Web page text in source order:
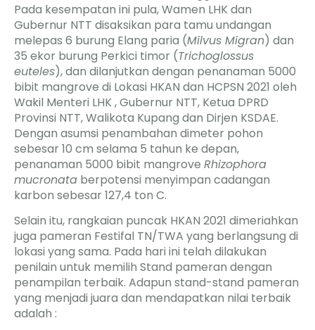
Pada kesempatan ini pula, Wamen LHK dan
Gubernur NTT disaksikan para tamu undangan
melepas 6 burung Elang paria (Milvus Migran) dan
35 ekor burung Perkici timor (Trichoglossus
euteles), dan dilanjutkan dengan penanaman 5000
bibit mangrove di Lokasi HKAN dan HCPSN 2021 oleh
Wakil Menteri LHK , Gubernur NTT, Ketua DPRD
Provinsi NTT, Walikota Kupang dan Dirjen KSDAE.
Dengan asumsi penambahan dimeter pohon
sebesar 10 cm selama 5 tahun ke depan,
penanaman 5000 bibit mangrove Rhizophora
mucronata berpotensi menyimpan cadangan
karbon sebesar 127,4 ton C.
Selain itu, rangkaian puncak HKAN 2021 dimeriahkan
juga pameran Festifal TN/TWA yang berlangsung di
lokasi yang sama. Pada hari ini telah dilakukan
penilain untuk memilih Stand pameran dengan
penampilan terbaik. Adapun stand-stand pameran
yang menjadi juara dan mendapatkan nilai terbaik
adalah :